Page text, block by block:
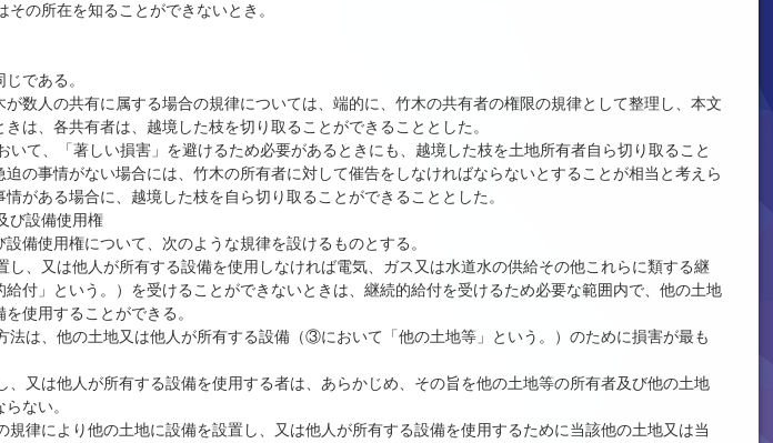
の所在を知ることができないとき。
である。
数人の共有に属する場合の規律については、端的に、竹木の共有者の権限の規律として整理し、本文
は、各共有者は、越境した枝を切り取ることができることとした。
て、「著しい損害」を避けるため必要があるときにも、越境した枝を土地所有者自ら切り取ること
の事情がない場合には、竹木の所有者に対して催告をしなければならないとすることが相当と考えら
がある場合に、越境した枝を自ら切り取ることができることとした。
び設備使用権
備使用権について、次のような規律を設けるものとする。
、又は他人が所有する設備を使用しなければ電気、ガス又は水道水の供給その他これらに類する継
付」という。）を受けることができないときは、継続的給付を受けるため必要な範囲内で、他の土地
使用することができる。
は、他の土地又は他人が所有する設備（③において「他の土地等」という。）のために損害が最も
又は他人が所有する設備を使用する者は、あらかじめ、その旨を他の土地等の所有者及び他の土地
ない。
律により他の土地に設備を設置し、又は他人が所有する設備を使用するために当該他の土地又は当